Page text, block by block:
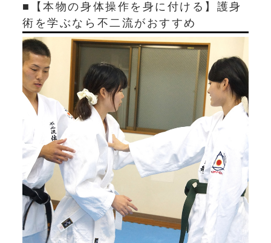
■【本物の身体操作を身に付ける】護身
術を学ぶなら不二流がおすすめ